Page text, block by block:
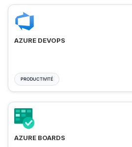
AZURE DEVOPS
PRODUCTIVITÉ
AZURE BOARDS